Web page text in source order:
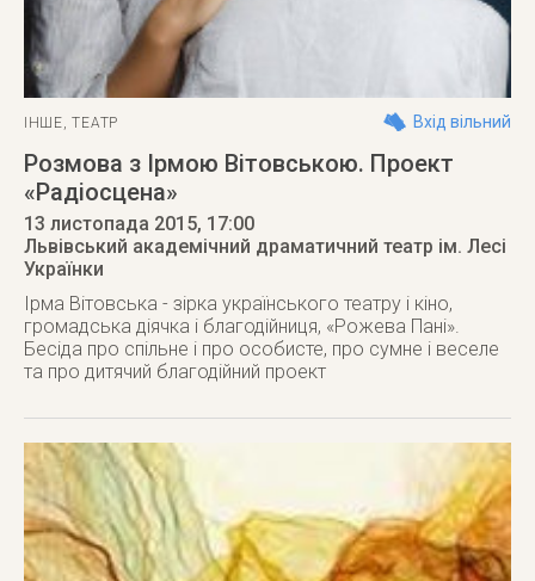
ІНШЕ,ТЕАТР Вхід вільний
Розмова з Ірмою Вітовською. Проект
«Радіосцена»
13 листопада 2015, 17:00
Львівський академічний драматичний театр ім. Лесі
Українки
Ірма Вітовська - зірка українського театру і кіно,
громадська діячка і благодійниця, «Рожева Пані».
Бесіда про спільне і про особисте, про сумне і веселе
та про дитячий благодійний проект